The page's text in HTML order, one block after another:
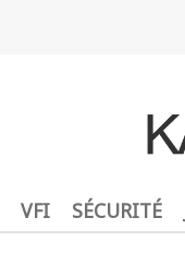
VFI SÉCURITÉ